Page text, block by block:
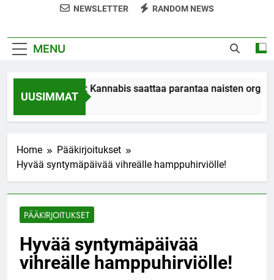
NEWSLETTER RANDOM NEWS
MENU
UUSIMMAT
Tutkimus: Kannabis saattaa parantaa naisten orgasmeja
7 Years Ago
Home
Pääkirjoitukset
Hyvää syntymäpäivää vihreälle hamppuhirviölle!
PÄÄKIRJOITUKSET
Hyvää syntymäpäivää
vihreälle hamppuhirviölle!